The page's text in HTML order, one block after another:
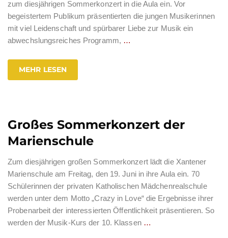
zum diesjährigen Sommerkonzert in die Aula ein. Vor
begeistertem Publikum präsentierten die jungen Musikerinnen
mit viel Leidenschaft und spürbarer Liebe zur Musik ein
abwechslungsreiches Programm, …
MEHR LESEN
Großes Sommerkonzert der
Marienschule
Zum diesjährigen großen Sommerkonzert lädt die Xantener
Marienschule am Freitag, den 19. Juni in ihre Aula ein. 70
Schülerinnen der privaten Katholischen Mädchenrealschule
werden unter dem Motto „Crazy in Love“ die Ergebnisse ihrer
Probenarbeit der interessierten Öffentlichkeit präsentieren. So
werden der Musik-Kurs der 10. Klassen …